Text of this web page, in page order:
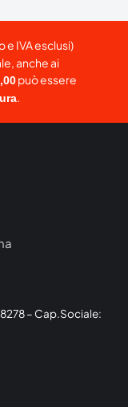
e IVA esclusi)
anche ai
può essere
.
– Cap.Sociale: